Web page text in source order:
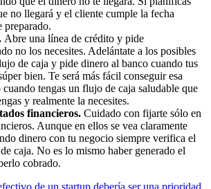
no llegará y el cliente cumple la fecha
preparado.
Abre una línea de crédito y pide
no los necesites. Adelántate a los posibles
de caja y pide dinero al banco cuando tus
bien. Te será más fácil conseguir esa
tengas un flujo de caja saludable que
y realmente la necesites.
financieros. Cuidado con fijarte sólo en
Aunque en ellos se vea claramente
dinero con tu negocio siempre verifica el
caja. No es lo mismo haber generado el
cobrado.